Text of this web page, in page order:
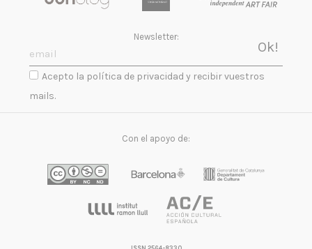
Newsletter:
Acepto la política de privacidad y recibir vuestros
mails.
Con el apoyo de: